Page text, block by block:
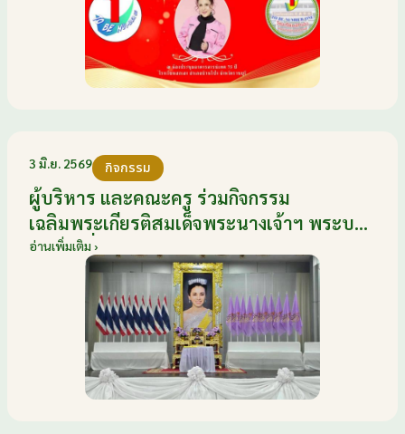
3 มิ.ย. 2569 กิจกรรม
ผู้บริหาร และคณะครู ร่วมกิจกรรม
เฉลิมพระเกียรติสมเด็จพระนางเจ้าฯ พระบรม
ราชินี เนื่องในโอกาสวันเฉลิม
พระชนมพรรษา กับหน่วยงานอำเภอเมือง
บ้านโป่ง ณ ศาลาประชาคมริมน้ำ วันที่ 3
มิถุนายน 2569
อ่านเพิ่มเติม ›